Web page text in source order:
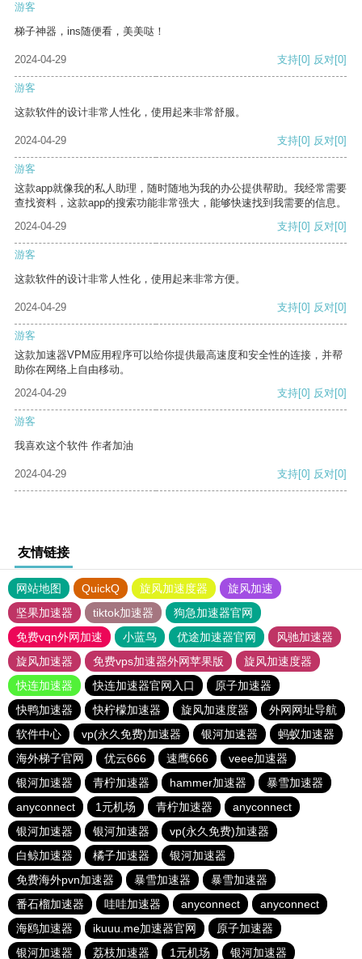
游客
梯子神器，ins随便看，美美哒！
2024-04-29 支持[0] 反对[0]
游客
这款软件的设计非常人性化，使用起来非常舒服。
2024-04-29 支持[0] 反对[0]
游客
这款app就像我的私人助理，随时随地为我的办公提供帮助。我经常需要
查找资料，这款app的搜索功能非常强大，能够快速找到我需要的信息。
2024-04-29
支持[0] 反对[0]
游客
这款软件的设计非常人性化，使用起来非常方便。
2024-04-29 支持[0] 反对[0]
游客
这款加速器VPM应用程序可以给你提供最高速度和安全性的连接，并帮
助你在网络上自由移动。
2024-04-29
支持[0] 反对[0]
游客
我喜欢这个软件 作者加油
2024-04-29 支持[0] 反对[0]
友情链接
网站地图 QuickQ 旋风加速度器
旋风加速
坚果加速器
tiktok加速器
狗急加速器官网
免费vqn外网加速
小蓝鸟 优途加速器官网
风驰加速器
旋风加速器
免费vps加速器外网苹果版
旋风加速度器
快连加速器
快连加速器官网入口
原子加速器
快鸭加速器
快柠檬加速器 旋风加速度器
外网网址导航
软件中心
vp(永久免费)加速器 银河加速器
蚂蚁加速器
海外梯子官网
优云666 速鹰666
veee加速器
银河加速器
青柠加速器 hammer加速器
暴雪加速器
anyconnect
1元机场 青柠加速器
anyconnect
银河加速器
银河加速器
vp(永久免费)加速器
白鲸加速器
橘子加速器
银河加速器
免费海外pvn加速器
暴雪加速器
暴雪加速器
番石榴加速器
哇哇加速器 anyconnect
anyconnect
海鸥加速器
ikuuu.me加速器官网
原子加速器
银河加速器
荔枝加速器 1元机场 银河加速器